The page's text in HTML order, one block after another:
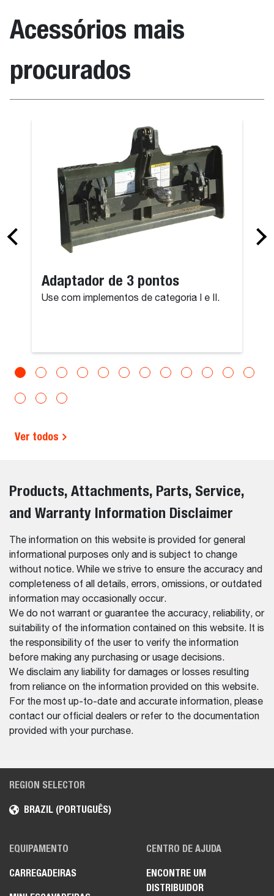
Acessórios mais
procurados
Adaptador de 3 pontos
Use com implementos de categoria I e II.
Ver todos
Products, Attachments, Parts, Service,
and Warranty Information Disclaimer
The information on this website is provided for general
informational purposes only and is subject to change
without notice. While we strive to ensure the accuracy and
completeness of all details, errors, omissions, or outdated
information may occasionally occur.
We do not warrant or guarantee the accuracy, reliability, or
suitability of the information contained on this website. It is
the responsibility of the user to verify the information
before making any purchasing or usage decisions.
We disclaim any liability for damages or losses resulting
from reliance on the information provided on this website.
For the most up-to-date and accurate information, please
contact our official dealers or refer to the documentation
provided with your purchase.
REGION SELECTOR
BRAZIL (PORTUGUÊS)
EQUIPAMENTO
CARREGADEIRAS
CENTRO DE AJUDA
ENCONTRE UM
DISTRIBUIDOR